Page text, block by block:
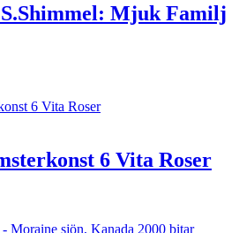
Mjuk Familj
6 Vita Roser